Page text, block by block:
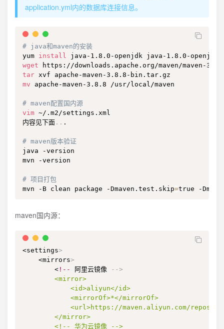
application.yml内的数据库连接信息。
# java和maven的安装
yum install
wget
tar
mv apache-maven-3.8.8 /usr/local/maven
# maven配置国内源
vim ~/.m2/settings.xml
内容见下面 .. .
# maven版本验证
java -version
mvn -version
# 项目打包
mvn -B clean package -Dmaven.test.skip=true -
maven国内源：
<settings>
    <mirrors
>
        <
!-- 阿里云镜像 - ->
        <mirror>
            <id>aliyun</id>
            <mirrorOf>*</mirrorOf>
<url>https://maven.aliyun.com/
        </mirror>
        <!-- 华为云镜像 -->